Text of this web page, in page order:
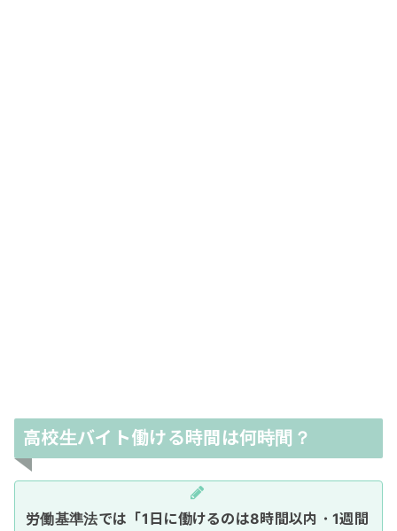
高校生バイト働ける時間は何時間？
労働基準法では「1日に働けるのは8時間以内・1週間